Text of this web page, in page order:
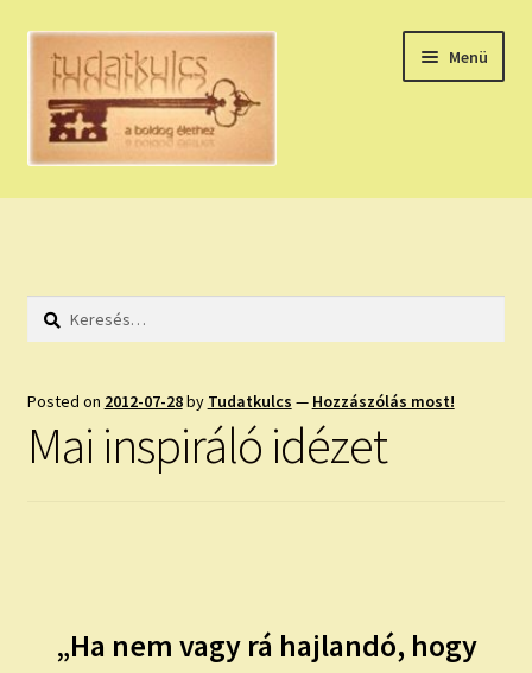
Ugrás
navigációhoz
Kilépés
tartalomba
Menü
HÚZZ EGY KÁRTYÁT!
HOLDNAPTÁR
NAPI ASZTROLÓGIA
ÍRJ NEKEM!
Keresés:
Posted on 2012-07-28by Tudatkulcs — Hozzászólás most!
Mai inspiráló idézet
„Ha nem vagy rá hajlandó, hogy